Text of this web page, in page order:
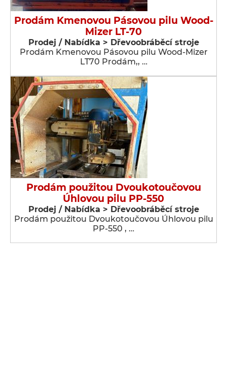
Prodám Kmenovou Pásovou pilu Wood-
Mizer LT-70
Prodej / Nabídka > Dřevoobráběcí stroje
Prodám Kmenovou Pásovou pilu Wood-Mizer
LT70 Prodám,, …
Prodám použitou Dvoukotoučovou
Úhlovou pilu PP-550
Prodej / Nabídka > Dřevoobráběcí stroje
Prodám použitou Dvoukotoučovou Úhlovou pilu
PP-550 , …